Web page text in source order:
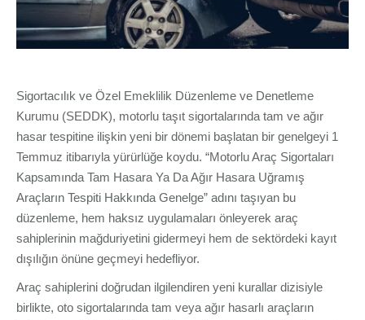
Sigortacılık ve Özel Emeklilik Düzenleme ve Denetleme
Kurumu (SEDDK), motorlu taşıt sigortalarında tam ve ağır
hasar tespitine ilişkin yeni bir dönemi başlatan bir genelgeyi 1
Temmuz itibarıyla yürürlüğe koydu. “Motorlu Araç Sigortaları
Kapsamında Tam Hasara Ya Da Ağır Hasara Uğramış
Araçların Tespiti Hakkında Genelge” adını taşıyan bu
düzenleme, hem haksız uygulamaları önleyerek araç
sahiplerinin mağduriyetini gidermeyi hem de sektördeki kayıt
dışılığın önüne geçmeyi hedefliyor.
Araç sahiplerini doğrudan ilgilendiren yeni kurallar dizisiyle
birlikte, oto sigortalarında tam veya ağır hasarlı araçların